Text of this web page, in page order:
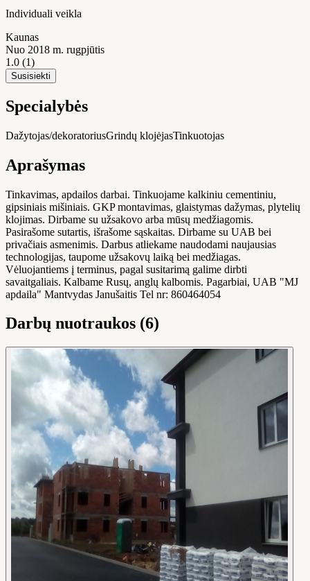
Individuali veikla
Kaunas
Nuo 2018 m. rugpjūtis
1.0 (1)
Susisiekti
Specialybės
Dažytojas/dekoratoriusGrindų klojėjasTinkuotojas
Aprašymas
Tinkavimas, apdailos darbai. Tinkuojame kalkiniu cementiniu,
gipsiniais mišiniais. GKP montavimas, glaistymas dažymas, plytelių
klojimas. Dirbame su užsakovo arba mūsų medžiagomis.
Pasirašome sutartis, išrašome sąskaitas. Dirbame su UAB bei
privačiais asmenimis. Darbus atliekame naudodami naujausias
technologijas, taupome užsakovų laiką bei medžiagas.
Vėluojantiems į terminus, pagal susitarimą galime dirbti
savaitgaliais. Kalbame Rusų, anglų kalbomis. Pagarbiai, UAB "MJ
apdaila" Mantvydas Janušaitis Tel nr: 860464054
Darbų nuotraukos (6)